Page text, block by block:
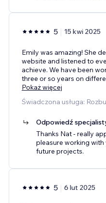
5 15 kwi 2025
Emily was amazing! She
website and listened to
achieve. We have been
three or so years on
Pokaż więcej
Świadczona usługa:
Odpowiedź
Thanks Nat - really
pleasure working
future projects.
5 6 lut 2025